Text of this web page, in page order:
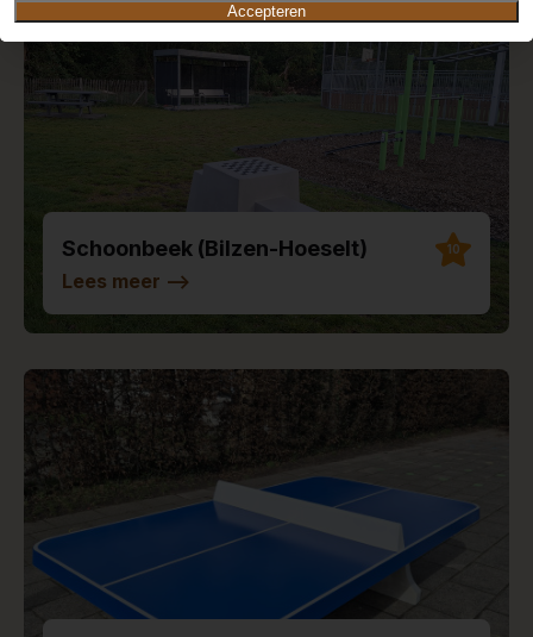
Accepteren
Schoonbeek (Bilzen-Hoeselt) 10
Lees meer -->